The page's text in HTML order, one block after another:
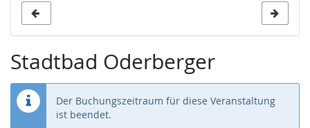
Stadtbad Oderberger
Der Buchungszeitraum für diese Veranstaltung
ist beendet.